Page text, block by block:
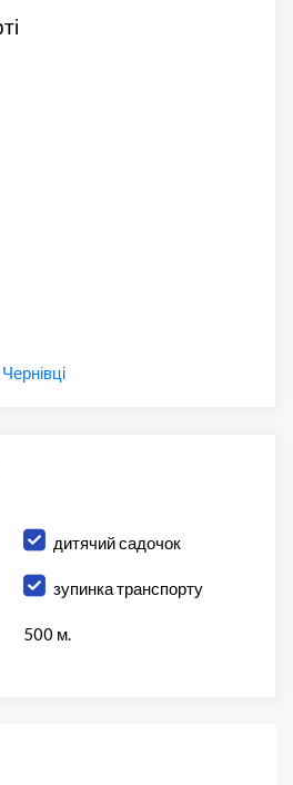
дитячий садочок
зупинка транспорту
500 м.